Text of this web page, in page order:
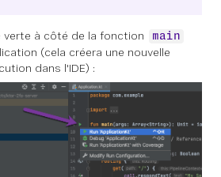
verte à côté de la fonction main
(cela créera une nouvelle
dans l'IDE) :